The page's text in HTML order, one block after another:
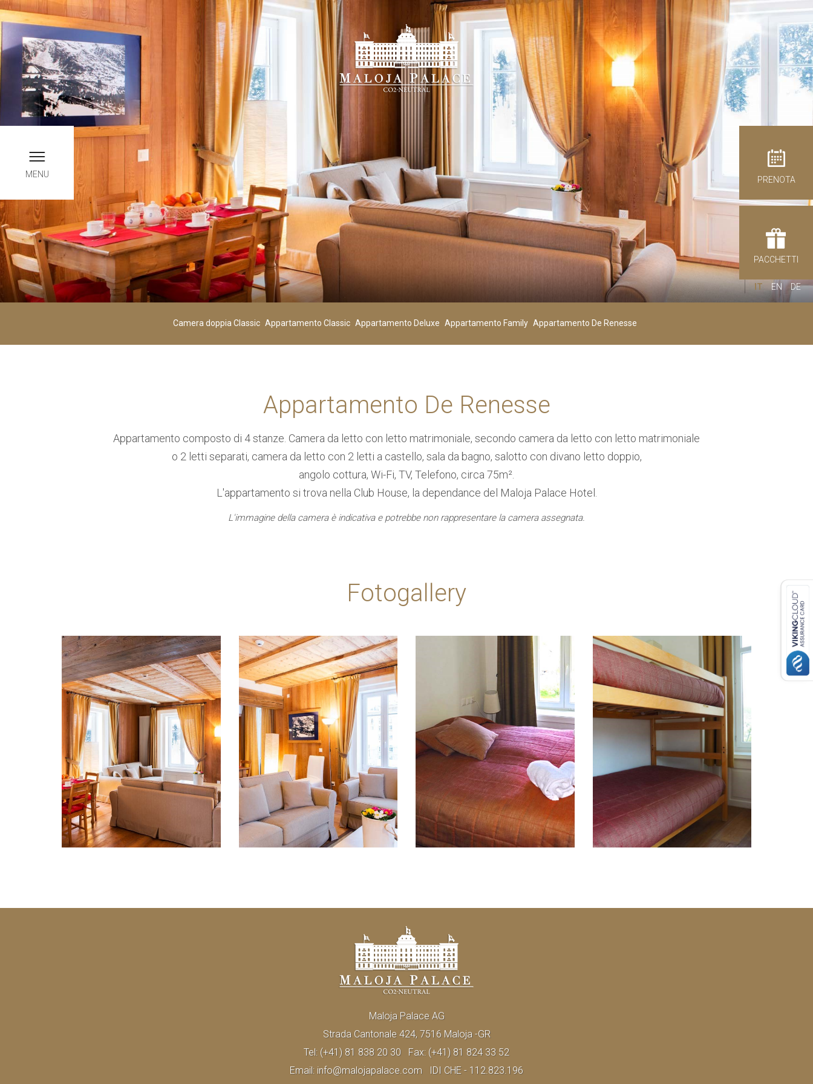
MENU
INFO
PRENOTA
PACCHETTI
IT EN DE
Prenota on-line
Prenota on-line, solo qui troverai la
miglior tariffa garantita
e tutti i vantaggi della prenotazione diretta
Arrivo
08
Agosto 2026
SABATO
Partenza
09
Agosto 2026
02 + - 00 + - 00
CERCA
Camera doppia Classic Appartamento Classic Appartamento Deluxe Appartamento Family Appartamento De Renesse
Appartamento De Renesse
Appartamento composto di 4 stanze. Camera da letto con letto matrimoniale, secondo camera da letto con letto matrimoniale
o 2 letti separati, camera da letto con 2 letti a castello, sala da bagno, salotto con divano letto doppio,
angolo cottura, Wi-Fi, TV, Telefono, circa 75m².
L'appartamento si trova nella Club House, la dependance del Maloja Palace Hotel.
L'immagine della camera è indicativa e potrebbe non rappresentare la camera assegnata.
Fotogallery
Maloja Palace AG
Strada Cantonale 424, 7516 Maloja -GR
Tel: (+41) 81 838 20 30 Fax: (+41) 81 824 33 52
Email: info@malojapalace.com IDI CHE - 112.823.196